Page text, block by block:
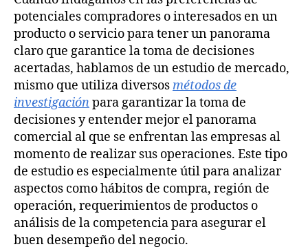
potenciales compradores o interesados en un
producto o servicio para tener un panorama
claro que garantice la toma de decisiones
acertadas, hablamos de un estudio de mercado,
mismo que utiliza diversos métodos de
investigaciónpara garantizar la toma de
decisiones y entender mejor el panorama
comercial al que se enfrentan las empresas al
momento de realizar sus operaciones. Este tipo
de estudio es especialmente útil para analizar
aspectos como hábitos de compra, región de
operación, requerimientos de productos o
análisis de la competencia para asegurar el
buen desempeño del negocio.